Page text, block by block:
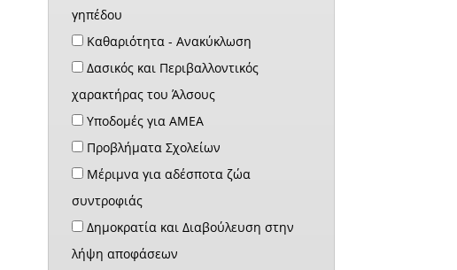
γηπέδου
Καθαριότητα - Ανακύκλωση
Δασικός και Περιβαλλοντικός
χαρακτήρας του Άλσους
Υποδομές για ΑΜΕΑ
Προβλήματα Σχολείων
Μέριμνα για αδέσποτα ζώα
συντροφιάς
Δημοκρατία και Διαβούλευση στην
λήψη αποφάσεων